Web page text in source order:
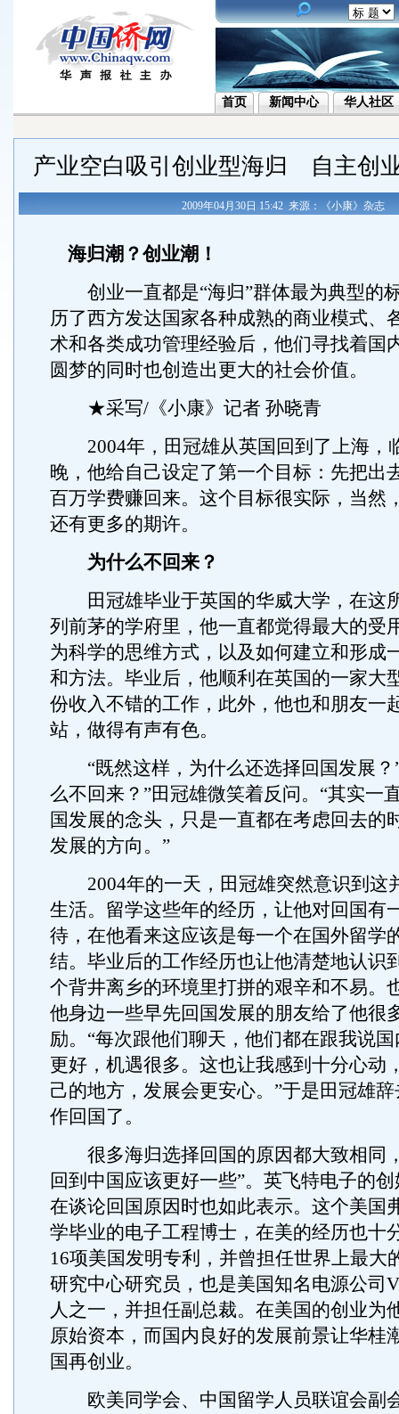
首页 新闻中心 华人社区
产业空白吸引创业型海归 自主创
2009年04月30日 15:42 来源：《小康》杂志
海归潮？创业潮！
创业一直都是“海归”群体最为典型的
历了西方发达国家各种成熟的商业模式、
术和各类成功管理经验后，他们寻找着国
圆梦的同时也创造出更大的社会价值。
★采写/《小康》记者 孙晓青
2004年，田冠雄从英国回到了上海，
晚，他给自己设定了第一个目标：先把出
百万学费赚回来。这个目标很实际，当然
还有更多的期许。
为什么不回来？
田冠雄毕业于英国的华威大学，在这
列前茅的学府里，他一直都觉得最大的受
为科学的思维方式，以及如何建立和形成
和方法。毕业后，他顺利在英国的一家大
份收入不错的工作，此外，他也和朋友一
站，做得有声有色。
“既然这样，为什么还选择回国发展？
么不回来？”田冠雄微笑着反问。“其实一
国发展的念头，只是一直都在考虑回去的
发展的方向。”
2004年的一天，田冠雄突然意识到这
生活。留学这些年的经历，让他对回国有
待，在他看来这应该是每一个在国外留学
结。毕业后的工作经历也让他清楚地认识
个背井离乡的环境里打拼的艰辛和不易。
他身边一些早先回国发展的朋友给了他很
励。“每次跟他们聊天，他们都在跟我说
更好，机遇很多。这也让我感到十分心动
己的地方，发展会更安心。”于是田冠雄
作回国了。
很多海归选择回国的原因都大致相同
回到中国应该更好一些”。英飞特电子的
在谈论回国原因时也如此表示。这个美国
学毕业的电子工程博士，在美的经历也十
16项美国发明专利，并曾担任世界上最大
研究中心研究员，也是美国知名电源公司
人之一，并担任副总裁。在美国的创业为
原始资本，而国内良好的发展前景让华桂
国再创业。
欧美同学会、中国留学人员联谊会副